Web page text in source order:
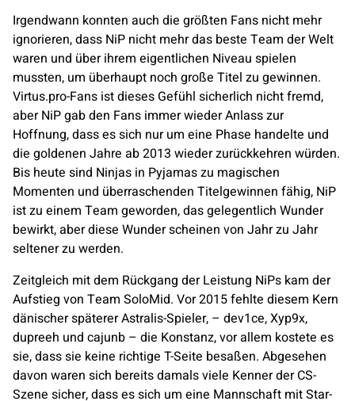
Irgendwann konnten auch die größten Fans nicht mehr
ignorieren, dass NiP nicht mehr das beste Team der Welt
waren und über ihrem eigentlichen Niveau spielen
mussten, um überhaupt noch große Titel zu gewinnen.
Virtus.pro-Fans ist dieses Gefühl sicherlich nicht fremd,
aber NiP gab den Fans immer wieder Anlass zur
Hoffnung, dass es sich nur um eine Phase handelte und
die goldenen Jahre ab 2013 wieder zurückkehren würden.
Bis heute sind Ninjas in Pyjamaszu magischen
Momenten und überraschenden Titelgewinnen fähig, NiP
ist zu einem Team geworden, das gelegentlich Wunder
bewirkt, aber diese Wunder scheinen von Jahr zu Jahr
seltener zu werden.
Zeitgleich mit dem Rückgang der Leistung NiPs kam der
Aufstieg von Team SoloMid. Vor 2015 fehlte diesem Kern
dänischer spätererAstralis-Spieler, – dev1ce, Xyp9x,
dupreeh und cajunb – die Konstanz, vor allem kostete es
sie, dass sie keine richtige T-Seite besaßen. Abgesehen
davon waren sich bereits damals viele Kenner der CS-
Szene sicher, dass es sich um eine Mannschaft mit Star-